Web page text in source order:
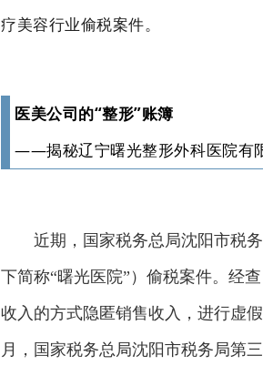
疗美容行业偷税案件。
医美公司的“整形”账簿
——揭秘辽宁曙光整形外科医院有
近期，国家税务总局沈阳市税
下简称“曙光医院”）偷税案件。经
收入的方式隐匿销售收入，进行虚
月，国家税务总局沈阳市税务局第